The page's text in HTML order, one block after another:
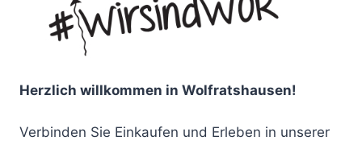
Herzlich willkommen in Wolfratshausen!
Verbinden Sie Einkaufen und Erleben in unserer